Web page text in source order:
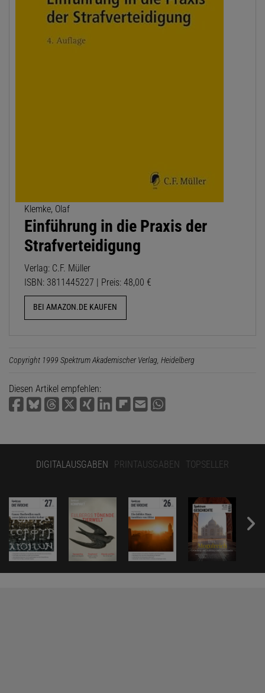
Klemke, Olaf
Einführung in die Praxis der
Strafverteidigung
Verlag: C.F. Müller
ISBN: 3811445227 | Preis: 48,00 €
BEI AMAZON.DE KAUFEN
Copyright 1999 Spektrum Akademischer Verlag, Heidelberg
Diesen Artikel empfehlen:
DIGITALAUSGABEN PRINTAUSGABEN TOPSELLER